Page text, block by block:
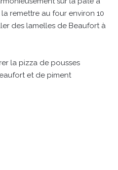
remettre au four environ 10
des lamelles de Beaufort à
la pizza de pousses
et de piment